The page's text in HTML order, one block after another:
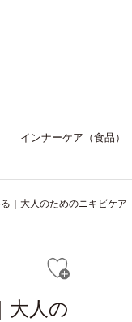
インナーケア（食品）
｜大人のためのニキビケア
大人の